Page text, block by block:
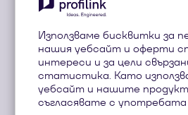
Интернет страницата
Приемайки тези бисквитки Вие
ЛИНКИН ООД и на партньорите
лични данни на този сайт и да
информация за Вашата
трети страни.
"Бисквитките" са малки
Използваме бисквитки за
нашия уебсайт и оферти
интереси и за цели
статистика. Като
уебсайт и нашите
съгласявате с употребата